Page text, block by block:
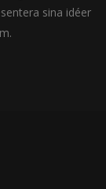
sina idéer